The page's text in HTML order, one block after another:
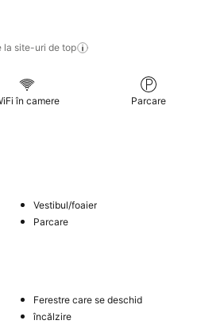
la site-uri de top
în camere Parcare
Vestibul/foaier
Parcare
Ferestre care se deschid
încălzire